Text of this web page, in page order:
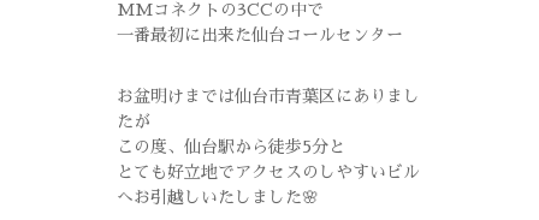
MMコネクトの3CCの中で
一番最初に出来た仙台コールセンター
お盆明けまでは仙台市青葉区にありまし
たが
この度、仙台駅から徒歩5分と
とても好立地でアクセスのしやすいビル
へお引越しいたしました🌸